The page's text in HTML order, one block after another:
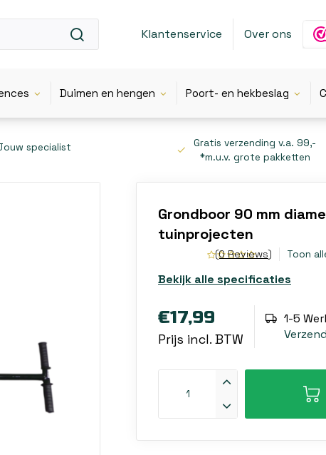
Klantenservice Over ons
Duimen en hengen Poort- en hekbeslag
specialist
Gratis verzending v.a. 99,-
*m.u.v. grote pakketten
Grondboor 90 mm
tuinprojecten
(0 Reviews) Toon
Bekijk alle specificaties
€17,99
Prijs incl. BTW
1-5